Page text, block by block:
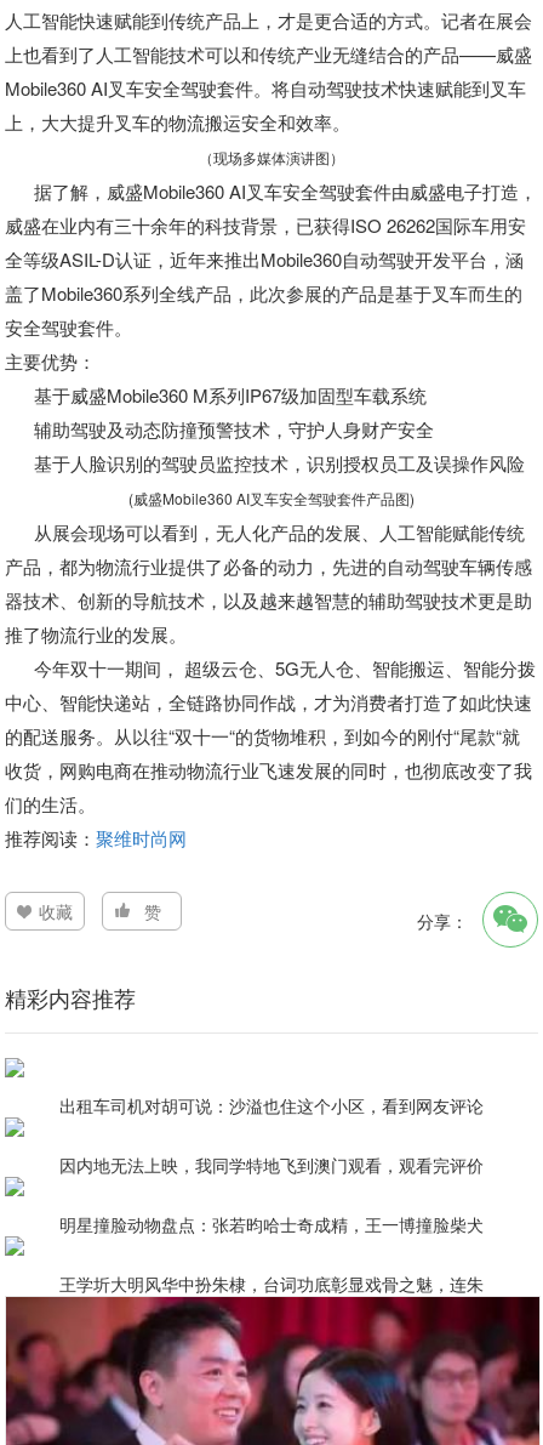
人工智能快速赋能到传统产品上，才是更合适的方式。记者在展会
上也看到了人工智能技术可以和传统产业无缝结合的产品——威盛
Mobile360 AI叉车安全驾驶套件。将自动驾驶技术快速赋能到叉车
上，大大提升叉车的物流搬运安全和效率。
（现场多媒体演讲图）
据了解，威盛Mobile360 AI叉车安全驾驶套件由威盛电子打造，
威盛在业内有三十余年的科技背景，已获得ISO 26262国际车用安
全等级ASIL-D认证，近年来推出Mobile360自动驾驶开发平台，涵
盖了Mobile360系列全线产品，此次参展的产品是基于叉车而生的
安全驾驶套件。
主要优势：
基于威盛Mobile360 M系列IP67级加固型车载系统
辅助驾驶及动态防撞预警技术，守护人身财产安全
基于人脸识别的驾驶员监控技术，识别授权员工及误操作风险
(威盛Mobile360 AI叉车安全驾驶套件产品图)
从展会现场可以看到，无人化产品的发展、人工智能赋能传统
产品，都为物流行业提供了必备的动力，先进的自动驾驶车辆传感
器技术、创新的导航技术，以及越来越智慧的辅助驾驶技术更是助
推了物流行业的发展。
今年双十一期间， 超级云仓、5G无人仓、智能搬运、智能分拨
中心、智能快递站，全链路协同作战，才为消费者打造了如此快速
的配送服务。从以往“双十一“的货物堆积，到如今的刚付“尾款“就
收货，网购电商在推动物流行业飞速发展的同时，也彻底改变了我
们的生活。
推荐阅读：聚维时尚网
收藏 赞 分享：
精彩内容推荐
出租车司机对胡可说：沙溢也住这个小区，看到网友评论
因内地无法上映，我同学特地飞到澳门观看，观看完评价
明星撞脸动物盘点：张若昀哈士奇成精，王一博撞脸柴犬
王学圻大明风华中扮朱棣，台词功底彰显戏骨之魅，连朱